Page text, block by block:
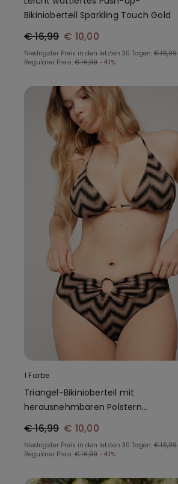
Bikinioberteil Sparkling Touch Gold
€ 16,99 € 10,00
Niedrigster Preis in den letzten 30 Tagen: € 16,99
Regulärer Preis: € 16,99 -41%
1 Farbe
Triangel-Bikinioberteil mit
herausnehmbaren Polstern
€ 16,99 € 10,00
Niedrigster Preis in den letzten 30 Tagen: € 16,99
Regulärer Preis: € 16,99 -41%